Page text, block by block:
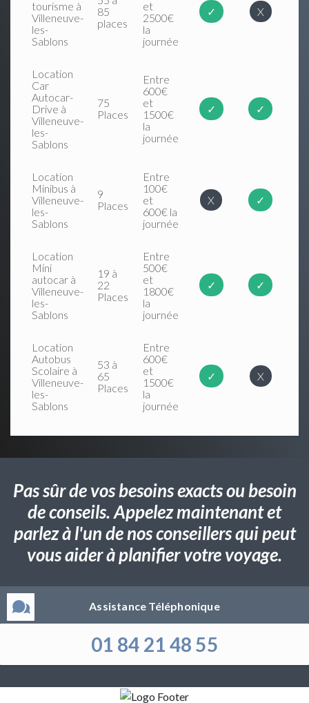
tourisme à
Villeneuve-
les-
Sablons
85
places
et
2500€
la
journée
✓ X
Location
Car
Autocar-
Drive à
Villeneuve-
les-
Sablons
75
Places
Entre
600€
et
1500€
la
journée
✓ ✓
Location
Minibus à
Villeneuve-
les-
Sablons
9
Places
Entre
100€
et
600€ la
journée
X ✓
Location
Mini
autocar à
Villeneuve-
les-
Sablons
19 à
22
Places
Entre
500€
et
1800€
la
journée
✓ ✓
Location
Autobus
Scolaire à
Villeneuve-
les-
Sablons
53 à
65
Places
Entre
600€
et
1500€
la
journée
✓ X
Pas sûr de vos besoins exacts ou besoin
de conseils. Appelez maintenant et
parlez à l'un de nos conseillers qui peut
vous aider à planifier votre voyage.
Assistance Téléphonique
01 84 21 48 55